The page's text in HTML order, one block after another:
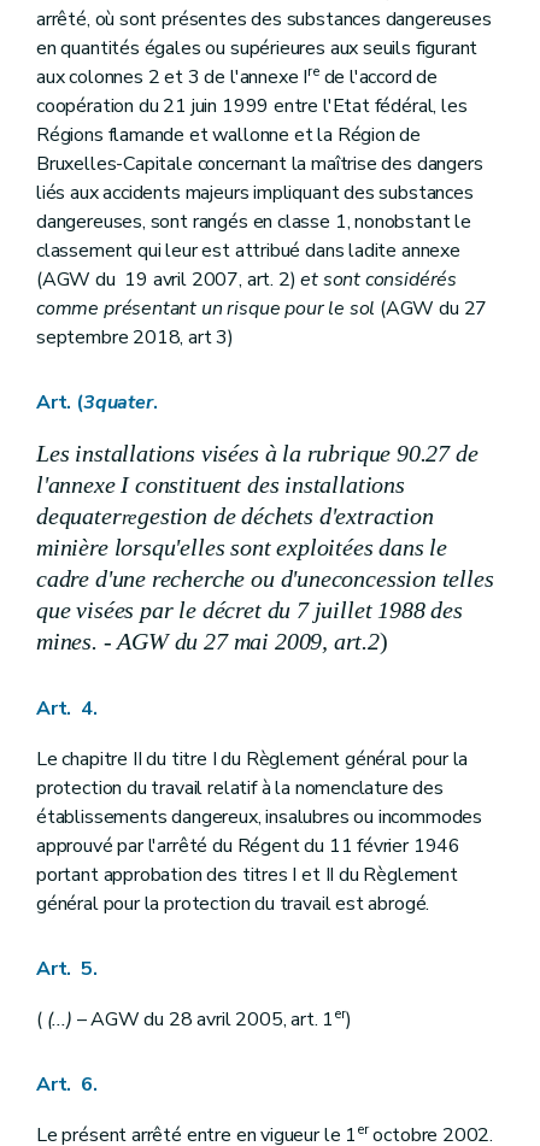
arrêté, où sont présentes des substances dangereuses
en quantités égales ou supérieures aux seuils figurant
aux colonnes 2 et 3 de l'annexe Irede l'accord de
coopération du 21 juin 1999 entre l'Etat fédéral, les
Régions flamande et wallonne et la Région de
Bruxelles-Capitale concernant la maîtrise des dangers
liés aux accidents majeurs impliquant des substances
dangereuses, sont rangés en classe 1, nonobstant le
classement qui leur est attribué dans ladite annexe
(AGW du 19 avril 2007, art. 2)et sont considérés
comme présentant un risque pour le sol (AGW du 27
septembre 2018, art 3)
Art. (3quater.
Les installations visées à la rubrique 90.27 de
l'annexe Iconstituent des installations
dequaterregestion de déchets d'extraction
minière lorsqu'elles sont exploitées dans le
cadre d'une recherche ou d'uneconcession telles
que visées par le décret du 7 juillet 1988 des
mines. - AGW du 27 mai 2009, art.2)
Art. 4.
Le chapitre II du titre I du Règlement général pour la
protection du travail relatif à la nomenclature des
établissements dangereux, insalubres ou incommodes
approuvé par l'arrêté du Régent du 11 février 1946
portant approbation des titres I et II du Règlement
général pour la protection du travail est abrogé.
Art. 5.
( (...) – AGW du 28 avril 2005, art. 1er)
Art. 6.
Le présent arrêté entre en vigueur le 1eroctobre 2002.